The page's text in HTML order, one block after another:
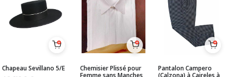
Chapeau Sevillano 5/E
Chemisier Plissé pour
Femme sans Manches
Pantalon Campero
(Calzona) à Caireles à